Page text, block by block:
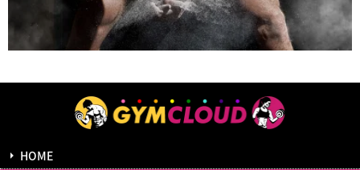
HOME